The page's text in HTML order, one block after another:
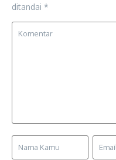
ditandai *